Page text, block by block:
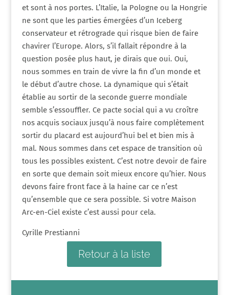
et sont à nos portes. L’Italie, la Pologne ou la Hongrie
ne sont que les parties émergées d’un Iceberg
conservateur et rétrograde qui risque bien de faire
chavirer l’Europe. Alors, s’il fallait répondre à la
question posée plus haut, je dirais que oui. Oui,
nous sommes en train de vivre la fin d’un monde et
le début d’autre chose. La dynamique qui s’était
établie au sortir de la seconde guerre mondiale
semble s’essouffler. Ce pacte social qui a vu croître
nos acquis sociaux jusqu’à nous faire complètement
sortir du placard est aujourd’hui bel et bien mis à
mal. Nous sommes dans cet espace de transition où
tous les possibles existent. C’est notre devoir de faire
en sorte que demain soit mieux encore qu’hier. Nous
devons faire front face à la haine car ce n’est
qu’ensemble que ce sera possible. Si votre Maison
Arc-en-Ciel existe c’est aussi pour cela.
Cyrille Prestianni
Retour à la liste